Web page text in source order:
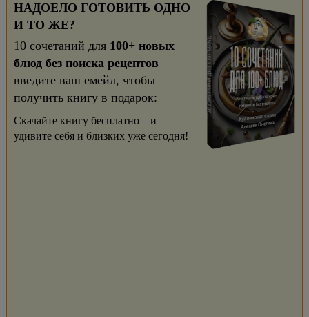
НАДОЕЛО ГОТОВИТЬ ОДНО
И ТО ЖЕ?
10 сочетаний для 100+ новых
блюд без поиска рецептов –
введите ваш емейл, чтобы
получить книгу в подарок:
Скачайте книгу бесплатно – и
удивите себя и близких уже сегодня!